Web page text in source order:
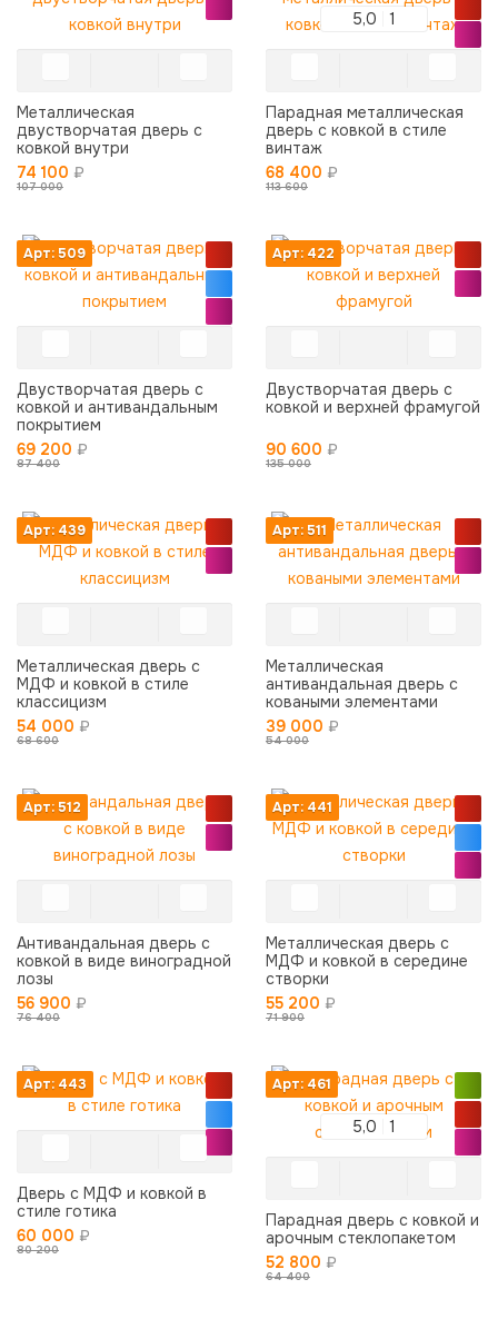
Металлическая
двустворчатая дверь с
ковкой внутри
74 100 ₽
107 000
5,0 1
Парадная металлическая
дверь с ковкой в стиле
винтаж
68 400 ₽
113 600
Арт: 509
Двустворчатая дверь с
ковкой и антивандальным
покрытием
69 200 ₽
87 400
Арт: 422
Двустворчатая дверь с
ковкой и верхней фрамугой
90 600 ₽
135 000
Арт: 439
Металлическая дверь с
МДФ и ковкой в стиле
классицизм
54 000 ₽
68 600
Арт: 511
Металлическая
антивандальная дверь с
коваными элементами
39 000 ₽
54 000
Арт: 512
Антивандальная дверь с
ковкой в виде виноградной
лозы
56 900 ₽
76 400
Арт: 441
Металлическая дверь с
МДФ и ковкой в середине
створки
55 200 ₽
71 900
Арт: 443
Дверь с МДФ и ковкой в
стиле готика
60 000 ₽
80 200
Арт: 461
5,0 1
Парадная дверь с ковкой и
арочным стеклопакетом
52 800 ₽
64 400